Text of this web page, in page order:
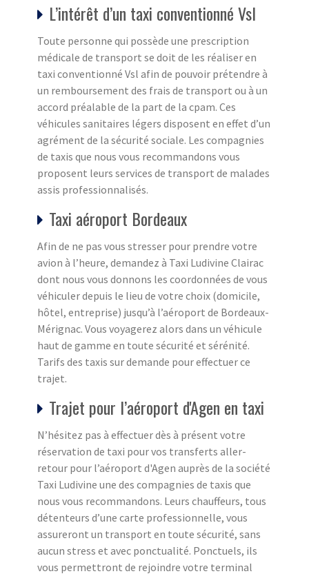
L’intérêt d’un taxi conventionné Vsl
Toute personne qui possède une prescription
médicale de transport se doit de les réaliser en
taxi conventionné Vsl afin de pouvoir prétendre à
un remboursement des frais de transport ou à un
accord préalable de la part de la cpam. Ces
véhicules sanitaires légers disposent en effet d’un
agrément de la sécurité sociale. Les compagnies
de taxis que nous vous recommandons vous
proposent leurs services de transport de malades
assis professionnalisés.
Taxi aéroport Bordeaux
Afin de ne pas vous stresser pour prendre votre
avion à l’heure, demandez à Taxi Ludivine Clairac
dont nous vous donnons les coordonnées de vous
véhiculer depuis le lieu de votre choix (domicile,
hôtel, entreprise) jusqu’à l’aéroport de Bordeaux-
Mérignac. Vous voyagerez alors dans un véhicule
haut de gamme en toute sécurité et sérénité.
Tarifs des taxis sur demande pour effectuer ce
trajet.
Trajet pour l’aéroport d'Agen en taxi
N’hésitez pas à effectuer dès à présent votre
réservation de taxi pour vos transferts aller-
retour pour l’aéroport d'Agen auprès de la société
Taxi Ludivine une des compagnies de taxis que
nous vous recommandons. Leurs chauffeurs, tous
détenteurs d’une carte professionnelle, vous
assureront un transport en toute sécurité, sans
aucun stress et avec ponctualité. Ponctuels, ils
vous permettront de rejoindre votre terminal